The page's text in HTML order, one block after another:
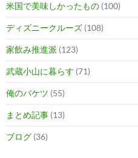
米国で美味しかったもの (100)
ディズニークルーズ (108)
家飲み推進派 (123)
武蔵小山に暮らす (71)
俺のバケツ (55)
まとめ記事 (13)
ブログ (36)